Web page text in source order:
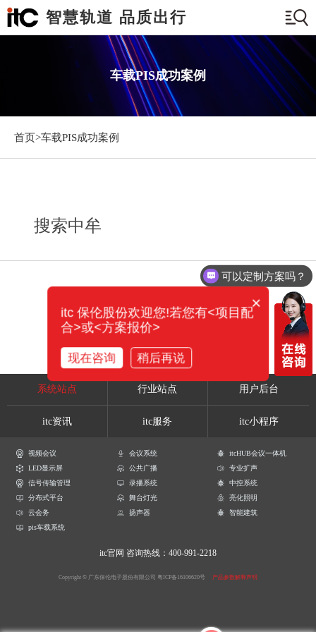
智慧轨道 品质出行
车载PIS成功案例
首页>车载PIS成功案例
搜索中牟
系统站点 行业站点 用户后台
itc资讯 itc服务 itc小程序
视频会议 会议系统
itcHUB会议一体机
LED显示屏
公共广播
专业扩声
信号传输管理
录播系统
中控系统
分布式平台
舞台灯光
亮化照明
云会务
扬声器
智能建筑
pis车载系统
itc官网 咨询热线：400-991-2218
Copyright © 广东保伦电子股份有限公司 粤ICP备16106620号 产品参数解释声明
可以定制方案吗？
×
itc 保伦股份欢迎您!若您有<项目配
合>或<方案报价>
现在咨询 稍后再说